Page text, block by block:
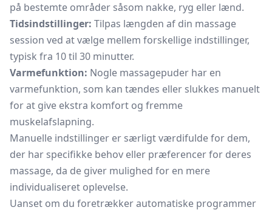
på bestemte områder såsom nakke, ryg eller lænd.
Tidsindstillinger: Tilpas længden af din massage
session ved at vælge mellem forskellige indstillinger,
typisk fra 10 til 30 minutter.
Varmefunktion: Nogle massagepuder har en
varmefunktion, som kan tændes eller slukkes manuelt
for at give ekstra komfort og fremme
muskelafslapning.
Manuelle indstillinger er særligt værdifulde for dem,
der har specifikke behov eller præferencer for deres
massage, da de giver mulighed for en mere
individualiseret oplevelse.
Uanset om du foretrækker automatiske programmer